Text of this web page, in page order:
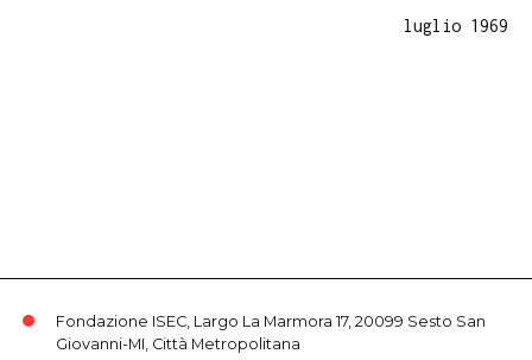
luglio 1969
Fondazione ISEC, Largo La Marmora 17, 20099 Sesto San
Giovanni-MI, Città Metropolitana